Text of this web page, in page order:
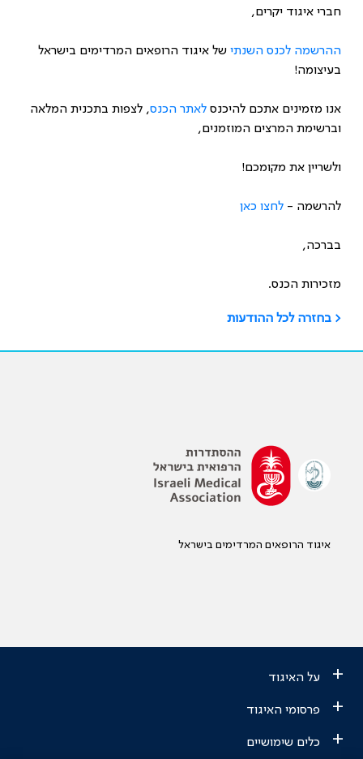
חברי איגוד יקרים,
ההרשמה לכנס השנתי של איגוד הרופאים המרדימים בישראל
בעיצומה!
אנו מזמינים אתכם להיכנס לאתר הכנס, לצפות בתכנית המלאה
וברשימת המרצים המוזמנים,
ולשריין את מקומכם!
להרשמה - לחצו כאן
בברכה,
מזכירות הכנס.
< בחזרה לכל ההודעות
איגוד הרופאים המרדימים בישראל
+ על האיגוד
+ פרסומי האיגוד
+ כלים שימושיים